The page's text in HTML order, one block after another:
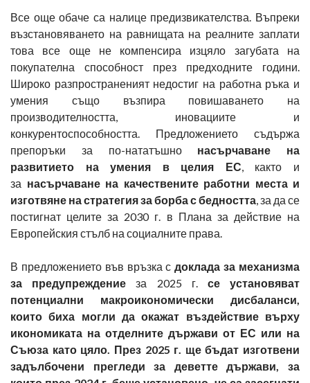
Все още обаче са налице предизвикателства. Въпреки
възстановяването на равнищата на реалните заплати
това все още не компенсира изцяло загубата на
покупателна способност през предходните години.
Широко разпространеният недостиг на работна ръка и
умения също възпира повишаването на
производителността, иновациите и
конкурентоспособността. Предложението съдържа
препоръки за по-нататъшно насърчаване на
развитието на умения
в целия ЕС, както и
за насърчаване на качествените работни места и
изготвяне на стратегия за борба с бедността, за да се
постигнат целите за 2030 г. в Плана за действие на
Европейския стълб на социалните права.
В предложението във връзка сдоклада за механизма
за предупреждение за 2025 г.се установяват
потенциални макроикономически дисбаланси,
които биха могли да окажат въздействие върху
икономиката на отделните държави от ЕС или на
Съюза като цяло. През 2025 г. ще бъдат изготвени
задълбочени прегледи за деветте държави, за